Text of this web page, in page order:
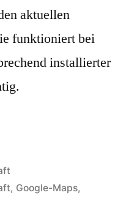
aktuellen
funktioniert bei
installierter
, Google-Maps,